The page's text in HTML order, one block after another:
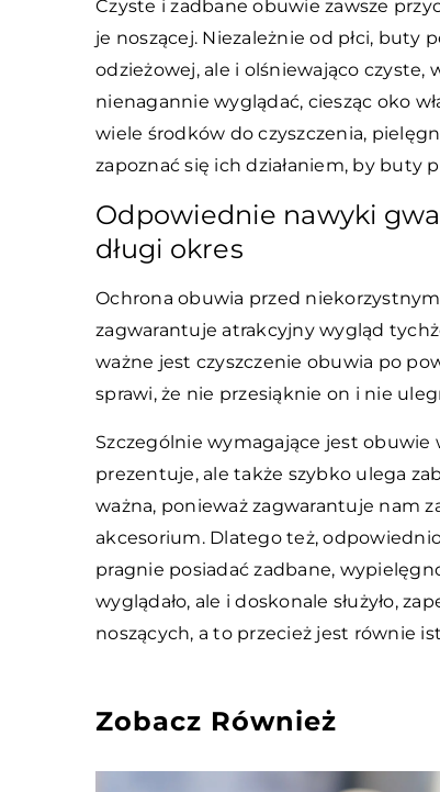
Czyste i zadbane obuwie zawsze
je noszącej. Niezależnie od płci,
odzieżowej, ale i olśniewająco czyste,
nienagannie wyglądać, ciesząc oko
wiele środków do czyszczenia,
zapoznać się ich działaniem, by buty
Odpowiednie nawyki
długi okres
Ochrona obuwia przed
zagwarantuje atrakcyjny wygląd
ważne jest czyszczenie obuwia po
sprawi, że nie przesiąknie on i nie
Szczególnie wymagające jest
prezentuje, ale także szybko ulega
ważna, ponieważ zagwarantuje nam
akcesorium. Dlatego też,
pragnie posiadać zadbane,
wyglądało, ale i doskonale służyło,
noszących, a to przecież jest równie
Zobacz Również